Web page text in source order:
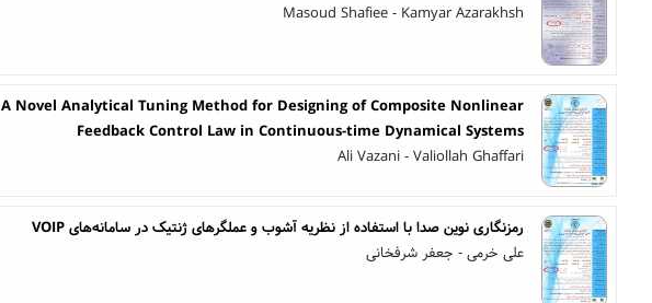
Masoud Shafiee - Kamyar Azarakhsh
A Novel Analytical Tuning Method for Designing of Composite Nonlinear
Feedback Control Law in Continuous-time Dynamical Systems
Ali Vazani - Valiollah Ghaffari
رمزنگاری نوین صدا با استفاده از نظریه آشوب و عملگرهای ژنتیک در سامانه‌های VOIP
علی خرمی - جعفر شرفخانی